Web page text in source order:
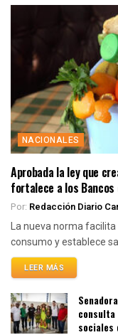
NACIONALES
Aprobada la ley que
fortalece a los Bancos
Por: Redacción Diario
La nueva norma
consumo y establece
LEER MÁS
sociales